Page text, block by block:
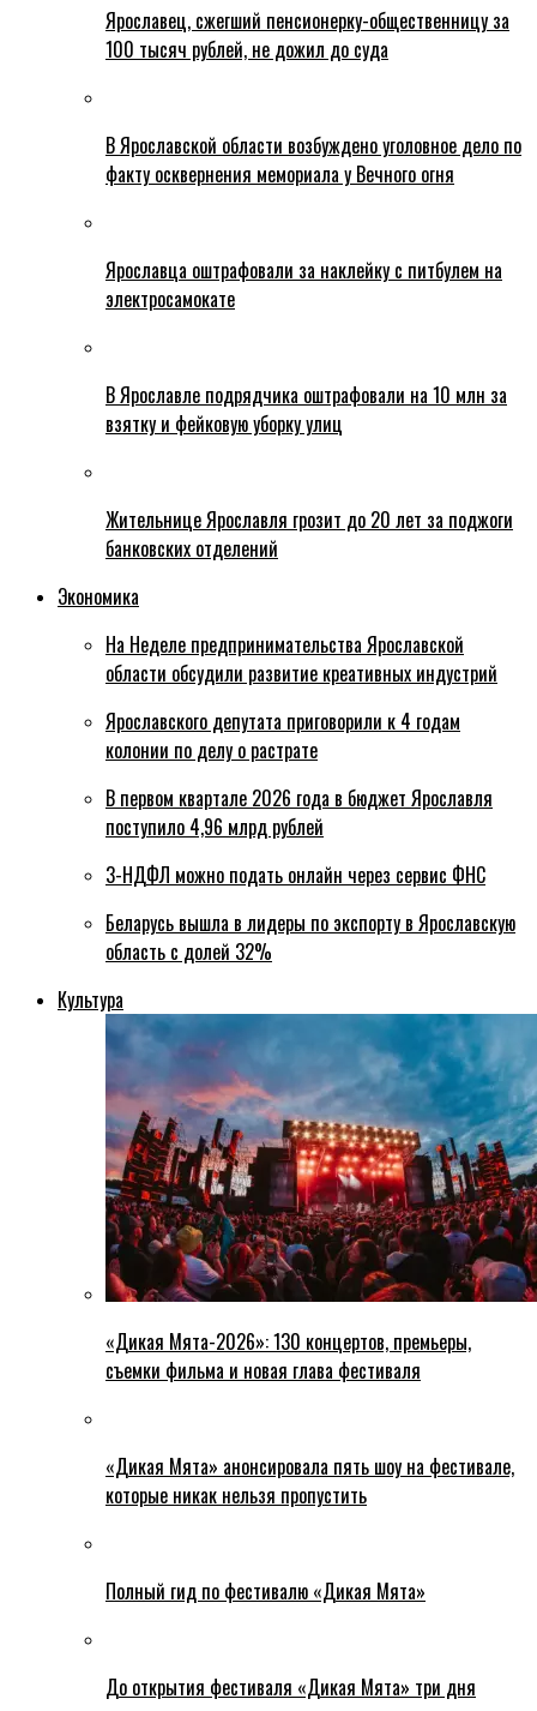
Ярославец, сжегший пенсионерку-общественницу за
100 тысяч рублей, не дожил до суда
В Ярославской области возбуждено уголовное дело по
факту осквернения мемориала у Вечного огня
Ярославца оштрафовали за наклейку с питбулем на
электросамокате
В Ярославле подрядчика оштрафовали на 10 млн за
взятку и фейковую уборку улиц
Жительнице Ярославля грозит до 20 лет за поджоги
банковских отделений
Экономика
На Неделе предпринимательства Ярославской
области обсудили развитие креативных индустрий
Ярославского депутата приговорили к 4 годам
колонии по делу о растрате
В первом квартале 2026 года в бюджет Ярославля
поступило 4,96 млрд рублей
3-НДФЛ можно подать онлайн через сервис ФНС
Беларусь вышла в лидеры по экспорту в Ярославскую
область с долей 32%
Культура
«Дикая Мята-2026»: 130 концертов, премьеры,
съемки фильма и новая глава фестиваля
«Дикая Мята» анонсировала пять шоу на фестивале,
которые никак нельзя пропустить
Полный гид по фестивалю «Дикая Мята»
До открытия фестиваля «Дикая Мята» три дня